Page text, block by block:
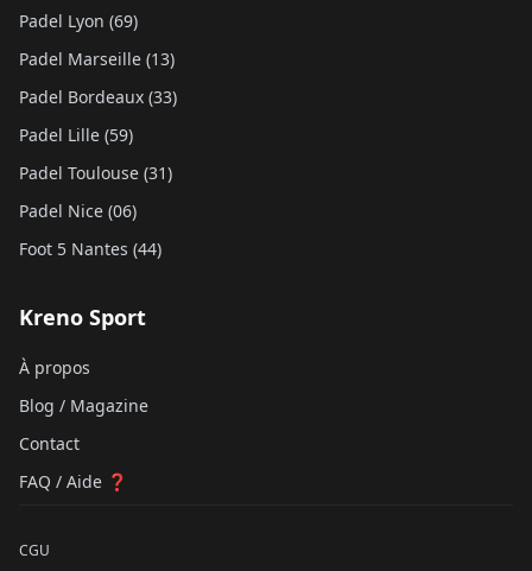
Padel Lyon (69)
Padel Marseille (13)
Padel Bordeaux (33)
Padel Lille (59)
Padel Toulouse (31)
Padel Nice (06)
Foot 5 Nantes (44)
Kreno Sport
À propos
Blog / Magazine
Contact
FAQ / Aide ❓
CGU